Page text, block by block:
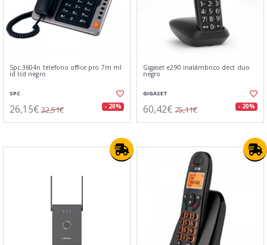
Spc 3604n telefono office pro 7m ml
id lcd negro
SPC
26,15€ 32,51€ - 20%
Gigaset e290 inalámbrico dect duo
negro
GIGASET
60,42€ 75,11€ - 20%